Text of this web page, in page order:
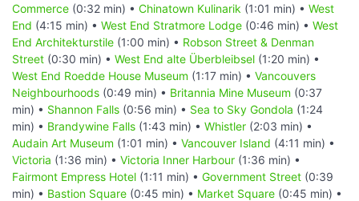
Commerce (0:32 min) • Chinatown Kulinarik (1:01 min) • West
End (4:15 min) • West End Stratmore Lodge (0:46 min) • West
End Architekturstile (1:00 min) • Robson Street & Denman
Street (0:30 min) • West End alte Überbleibsel (1:20 min) •
West End Roedde House Museum (1:17 min) • Vancouvers
Neighbourhoods (0:49 min) • Britannia Mine Museum (0:37
min) • Shannon Falls (0:56 min) • Sea to Sky Gondola (1:24
min) • Brandywine Falls (1:43 min) • Whistler (2:03 min) •
Audain Art Museum (1:01 min) • Vancouver Island (4:11 min) •
Victoria (1:36 min) • Victoria Inner Harbour (1:36 min) •
Fairmont Empress Hotel (1:11 min) • Government Street (0:39
min) • Bastion Square (0:45 min) • Market Square (0:45 min) •